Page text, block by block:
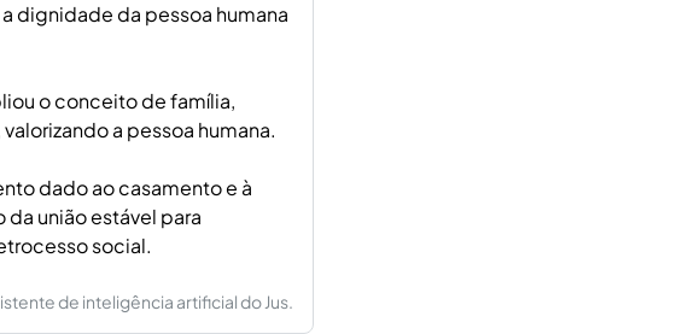
dignidade da pessoa humana
o conceito de família,
a pessoa humana.
dado ao casamento e à
união estável para
social.
de inteligência artificial do Jus.